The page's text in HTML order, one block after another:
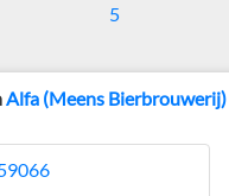
5
Alfa (Meens Bierbrouwerij)